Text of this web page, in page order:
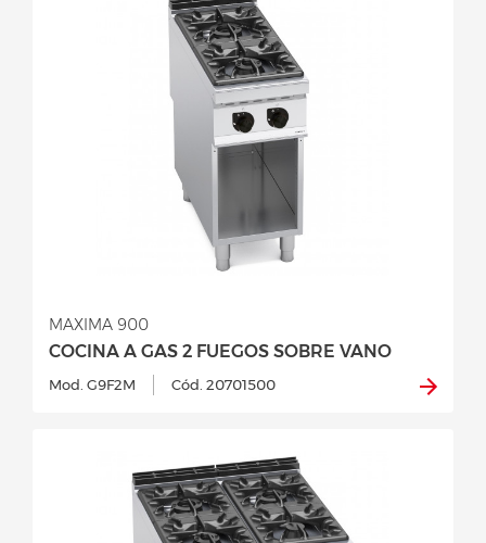
COCINA A GAS 2 FUEGOS SOBRE VANO
MAXIMA 900
Mod. G9F2M Cód. 20701500